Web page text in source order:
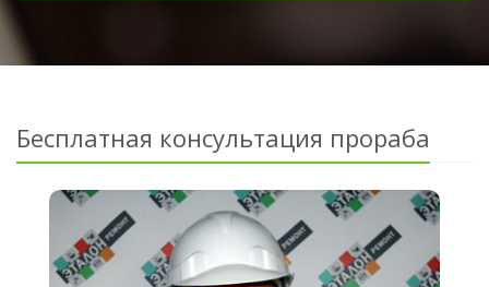
Бесплатная консультация прораба